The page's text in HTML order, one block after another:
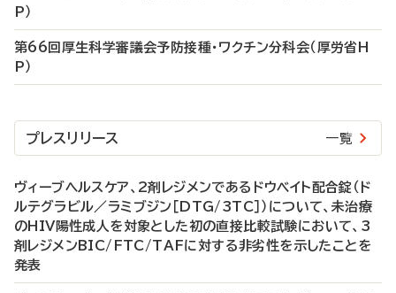
P）
第66回厚生科学審議会予防接種・ワクチン分科会（厚労省H
P）
プレスリリース 一覧
ヴィーブヘルスケア、2剤レジメンであるドウベイト配合錠（ド
ルテグラビル／ラミブジン［DTG/3TC］）について、未治療
のHIV陽性成人を対象とした初の直接比較試験において、3
剤レジメンBIC/FTC/TAFに対する非劣性を示したことを
発表